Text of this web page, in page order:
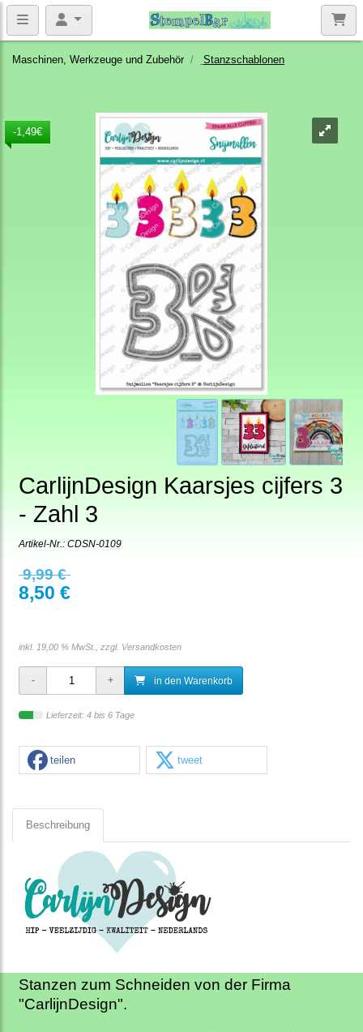
Maschinen, Werkzeuge und Zubehör Stanzschablonen
-1,49€
CarlijnDesign Kaarsjes cijfers 3
- Zahl 3
Artikel-Nr.: CDSN-0109
9,99 €
8,50 €
inkl. 19,00 % MwSt., zzgl. Versandkosten
in den Warenkorb
Lieferzeit: 4 bis 6 Tage
teilen tweet
Beschreibung
Stanzen zum Schneiden von der Firma
"CarlijnDesign".